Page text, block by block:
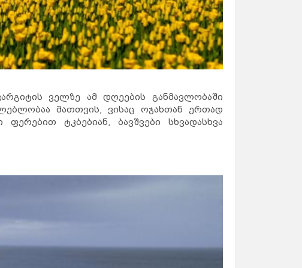
ველზე ამ დღეების განმავლობაში
მათთვის, ვისაც ოჯახთან ერთად
ტკბებიან, ბავშვები სხვადასხვა